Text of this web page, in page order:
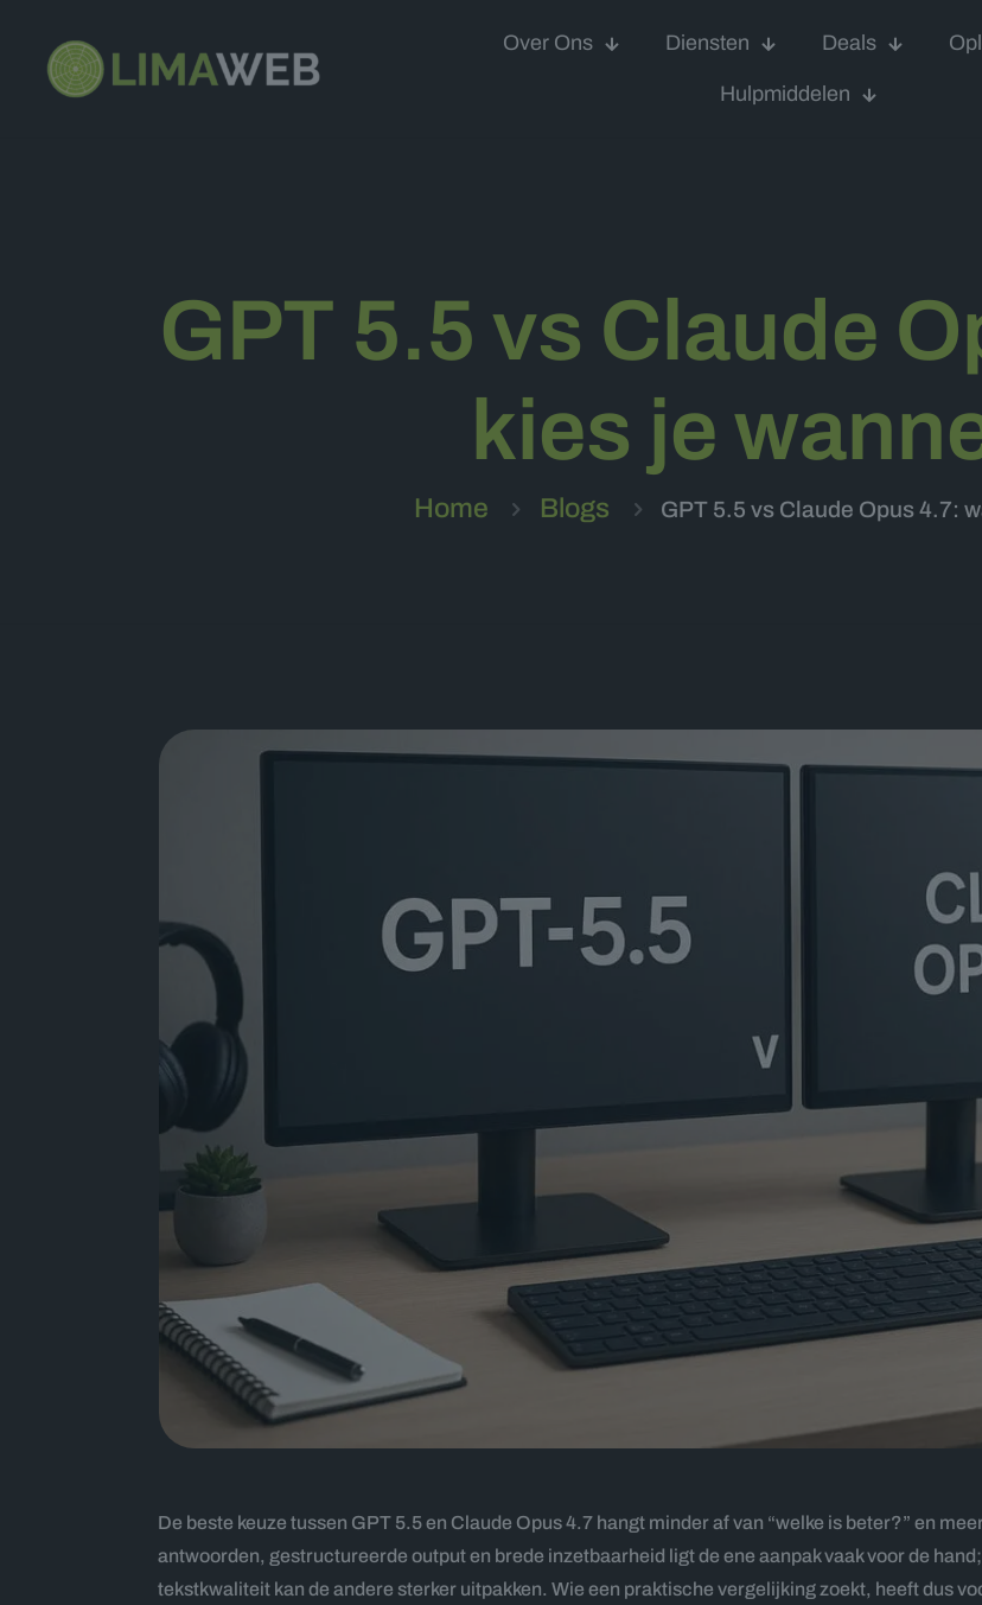
Over Ons Diensten Deals
Hulpmiddelen
GPT 5.5 vs Claude
kies je
Home Blogs GPT 5.5 vs Claude Opus 4.7:
De beste keuze tussen GPT 5.5 en Claude Opus 4.7 hangt minder af van “welke is beter?” en
antwoorden, gestructureerde output en brede inzetbaarheid ligt de ene aanpak vaak voor de
tekstkwaliteit kan de andere sterker uitpakken. Wie een praktische vergelijking zoekt, heeft dus